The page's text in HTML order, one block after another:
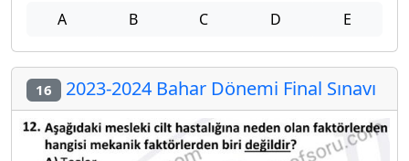
A B C D E
16 2023-2024 Bahar Dönemi Final Sınavı